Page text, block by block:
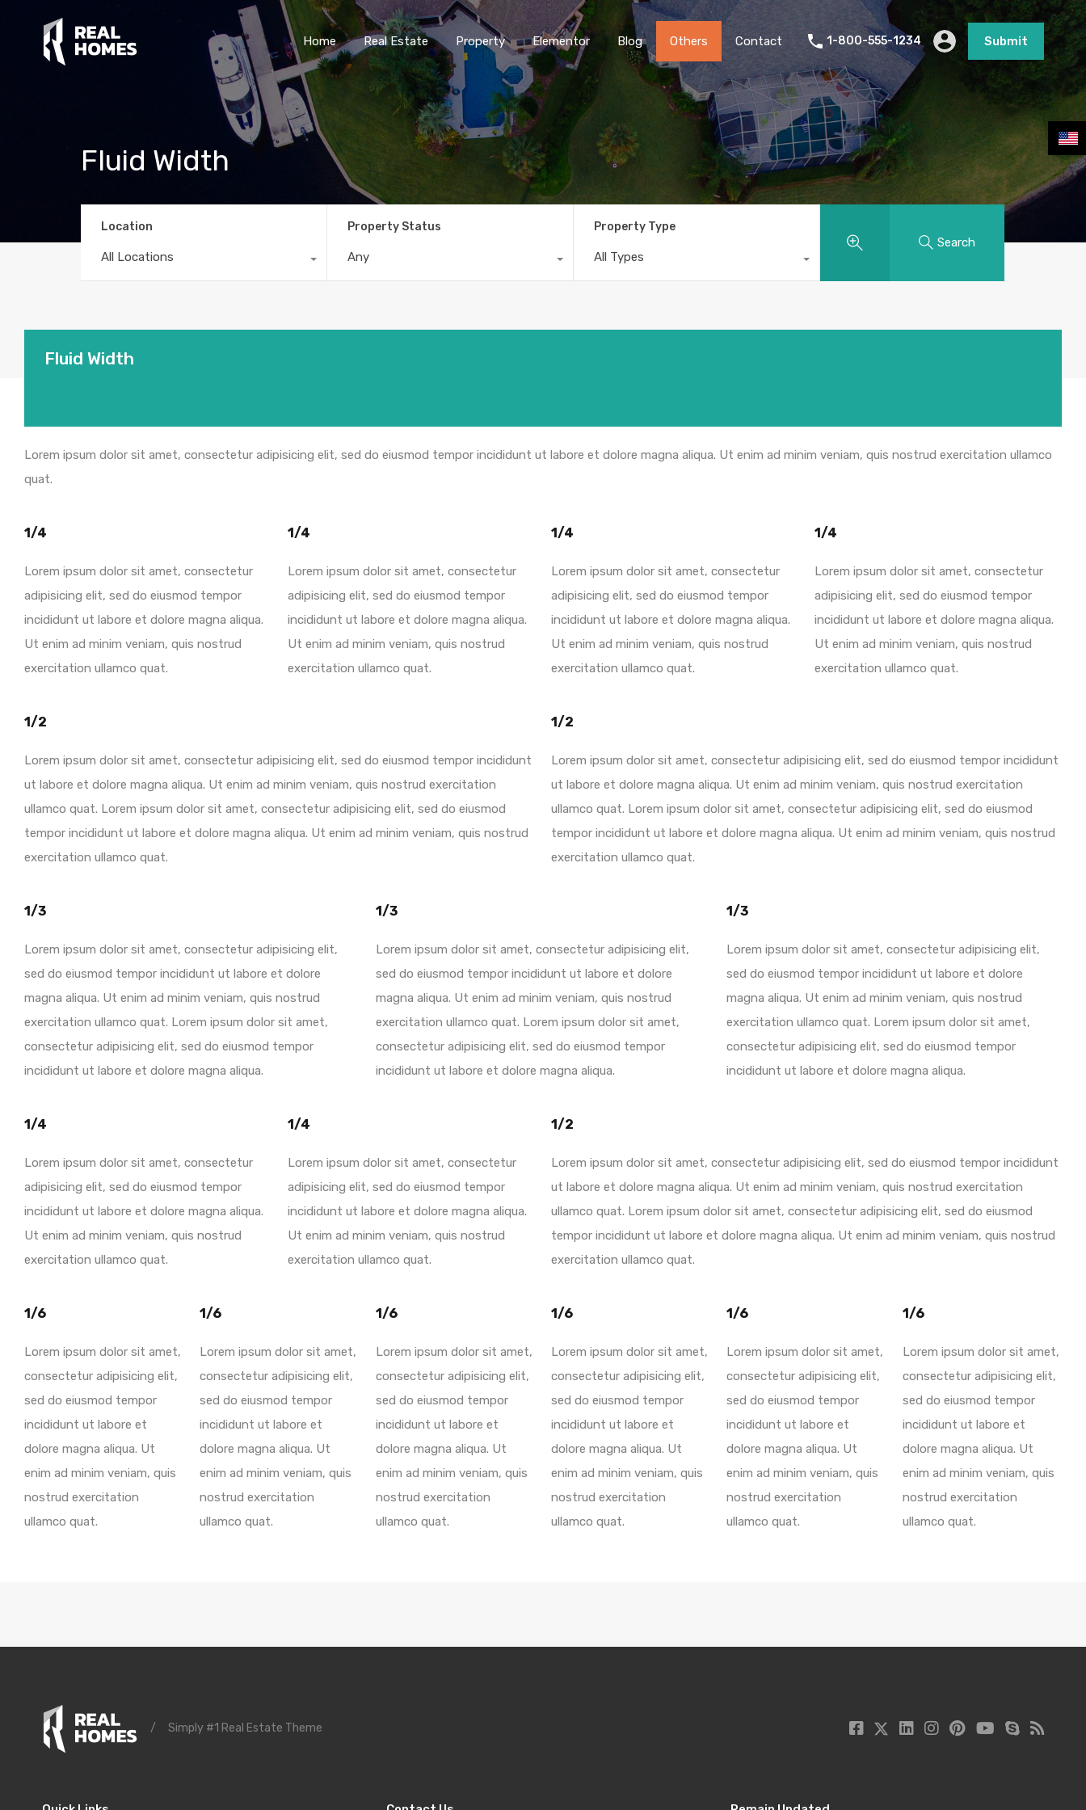
Home Real Estate Property Elementor Blog Others Contact 1-800-555-1234 Submit
Fluid Width
Location
All Locations
Property Status
Any
Property Type
All Types
Search
Fluid Width
Lorem ipsum dolor sit amet, consectetur adipisicing elit, sed do eiusmod tempor incididunt ut labore et dolore magna aliqua. Ut enim ad minim veniam, quis nostrud exercitation ullamco
quat.
1/4
Lorem ipsum dolor sit amet, consectetur
adipisicing elit, sed do eiusmod tempor
incididunt ut labore et dolore magna aliqua.
Ut enim ad minim veniam, quis nostrud
exercitation ullamco quat.
1/4
Lorem ipsum dolor sit amet, consectetur
adipisicing elit, sed do eiusmod tempor
incididunt ut labore et dolore magna aliqua.
Ut enim ad minim veniam, quis nostrud
exercitation ullamco quat.
1/4
Lorem ipsum dolor sit amet, consectetur
adipisicing elit, sed do eiusmod tempor
incididunt ut labore et dolore magna aliqua.
Ut enim ad minim veniam, quis nostrud
exercitation ullamco quat.
1/4
Lorem ipsum dolor sit amet, consectetur
adipisicing elit, sed do eiusmod tempor
incididunt ut labore et dolore magna aliqua.
Ut enim ad minim veniam, quis nostrud
exercitation ullamco quat.
1/2
Lorem ipsum dolor sit amet, consectetur adipisicing elit, sed do eiusmod tempor incididunt
ut labore et dolore magna aliqua. Ut enim ad minim veniam, quis nostrud exercitation
ullamco quat. Lorem ipsum dolor sit amet, consectetur adipisicing elit, sed do eiusmod
tempor incididunt ut labore et dolore magna aliqua. Ut enim ad minim veniam, quis nostrud
exercitation ullamco quat.
1/2
Lorem ipsum dolor sit amet, consectetur adipisicing elit, sed do eiusmod tempor incididunt
ut labore et dolore magna aliqua. Ut enim ad minim veniam, quis nostrud exercitation
ullamco quat. Lorem ipsum dolor sit amet, consectetur adipisicing elit, sed do eiusmod
tempor incididunt ut labore et dolore magna aliqua. Ut enim ad minim veniam, quis nostrud
exercitation ullamco quat.
1/3
Lorem ipsum dolor sit amet, consectetur adipisicing elit,
sed do eiusmod tempor incididunt ut labore et dolore
magna aliqua. Ut enim ad minim veniam, quis nostrud
exercitation ullamco quat. Lorem ipsum dolor sit amet,
consectetur adipisicing elit, sed do eiusmod tempor
incididunt ut labore et dolore magna aliqua.
1/3
Lorem ipsum dolor sit amet, consectetur adipisicing elit,
sed do eiusmod tempor incididunt ut labore et dolore
magna aliqua. Ut enim ad minim veniam, quis nostrud
exercitation ullamco quat. Lorem ipsum dolor sit amet,
consectetur adipisicing elit, sed do eiusmod tempor
incididunt ut labore et dolore magna aliqua.
1/3
Lorem ipsum dolor sit amet, consectetur adipisicing elit,
sed do eiusmod tempor incididunt ut labore et dolore
magna aliqua. Ut enim ad minim veniam, quis nostrud
exercitation ullamco quat. Lorem ipsum dolor sit amet,
consectetur adipisicing elit, sed do eiusmod tempor
incididunt ut labore et dolore magna aliqua.
1/4
Lorem ipsum dolor sit amet, consectetur
adipisicing elit, sed do eiusmod tempor
incididunt ut labore et dolore magna aliqua.
Ut enim ad minim veniam, quis nostrud
exercitation ullamco quat.
1/4
Lorem ipsum dolor sit amet, consectetur
adipisicing elit, sed do eiusmod tempor
incididunt ut labore et dolore magna aliqua.
Ut enim ad minim veniam, quis nostrud
exercitation ullamco quat.
1/2
Lorem ipsum dolor sit amet, consectetur adipisicing elit, sed do eiusmod tempor incididunt
ut labore et dolore magna aliqua. Ut enim ad minim veniam, quis nostrud exercitation
ullamco quat. Lorem ipsum dolor sit amet, consectetur adipisicing elit, sed do eiusmod
tempor incididunt ut labore et dolore magna aliqua. Ut enim ad minim veniam, quis nostrud
exercitation ullamco quat.
1/6
Lorem ipsum dolor sit amet,
consectetur adipisicing elit,
sed do eiusmod tempor
incididunt ut labore et
dolore magna aliqua. Ut
enim ad minim veniam, quis
nostrud exercitation
ullamco quat.
1/6
Lorem ipsum dolor sit amet,
consectetur adipisicing elit,
sed do eiusmod tempor
incididunt ut labore et
dolore magna aliqua. Ut
enim ad minim veniam, quis
nostrud exercitation
ullamco quat.
1/6
Lorem ipsum dolor sit amet,
consectetur adipisicing elit,
sed do eiusmod tempor
incididunt ut labore et
dolore magna aliqua. Ut
enim ad minim veniam, quis
nostrud exercitation
ullamco quat.
1/6
Lorem ipsum dolor sit amet,
consectetur adipisicing elit,
sed do eiusmod tempor
incididunt ut labore et
dolore magna aliqua. Ut
enim ad minim veniam, quis
nostrud exercitation
ullamco quat.
1/6
Lorem ipsum dolor sit amet,
consectetur adipisicing elit,
sed do eiusmod tempor
incididunt ut labore et
dolore magna aliqua. Ut
enim ad minim veniam, quis
nostrud exercitation
ullamco quat.
1/6
Lorem ipsum dolor sit amet,
consectetur adipisicing elit,
sed do eiusmod tempor
incididunt ut labore et
dolore magna aliqua. Ut
enim ad minim veniam, quis
nostrud exercitation
ullamco quat.
/ Simply #1 Real Estate Theme